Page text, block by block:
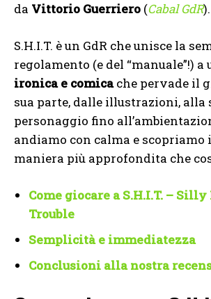
da Vittorio Guerriero (Cabal GdR).
S.H.I.T. è un GdR che unisce la
regolamento (e del “manuale”!) a
ironica e comicache pervade il
sua parte, dalle illustrazioni, alla
personaggio fino
andiamo con calma e scopriamo
maniera più approfondita che
Come giocare a S.H.I.T. –
Trouble
Semplicità e immediatezza
Conclusioni alla nostra